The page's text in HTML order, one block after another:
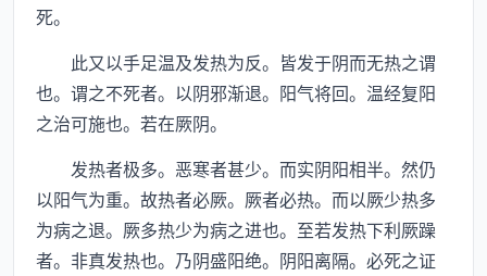
死。
此又以手足温及发热为反。皆发于阴而无热之谓
也。谓之不死者。以阴邪渐退。阳气将回。温经复阳
之治可施也。若在厥阴。
发热者极多。恶寒者甚少。而实阴阳相半。然仍
以阳气为重。故热者必厥。厥者必热。而以厥少热多
为病之退。厥多热少为病之进也。至若发热下利厥躁
者。非真发热也。乃阴盛阳绝。阴阳离隔。必死之证